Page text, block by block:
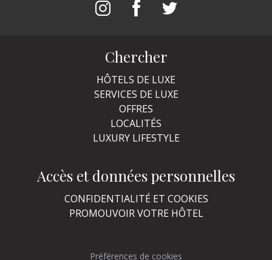
Chercher
HÔTELS DE LUXE
SERVICES DE LUXE
OFFRES
LOCALITÉS
LUXURY LIFESTYLE
Accès et données personnelles
CONFIDENTIALITÉ ET COOKIES
PROMOUVOIR VOTRE HÔTEL
Préférences de cookies